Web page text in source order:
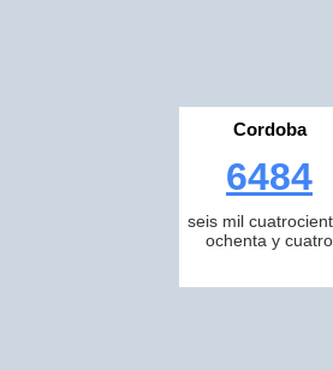
Cordoba
6484
seis mil
ochenta y cuatro